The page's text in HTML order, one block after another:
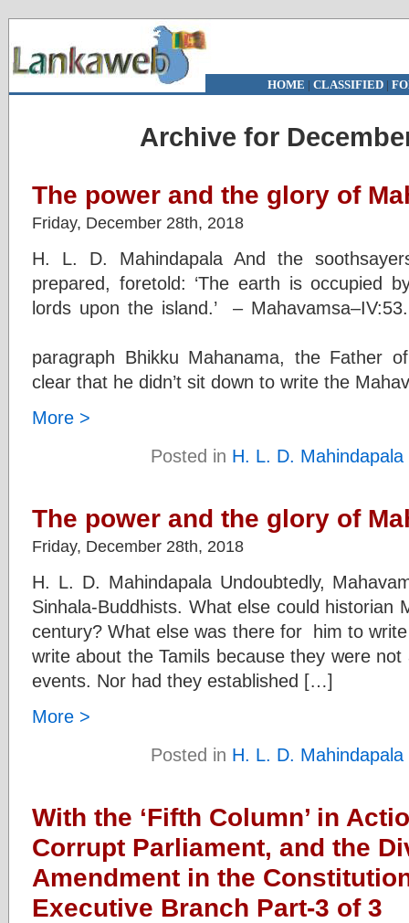
HOME | CLASSIFIED|
Archive for
The power and the glory of
Friday, December 28th, 2018
H. L. D. Mahindapala And the
prepared, foretold: ‘The earth is occupied
lords upon the island.’ –
paragraph Bhikku Mahanama, the Father
clear that he didn’t sit down to write the
More >
Posted in H. L. D. Mahindapala
The power and the glory of
Friday, December 28th, 2018
H. L. D. Mahindapala Undoubtedly,
Sinhala-Buddhists. What else could historian
century? What else was there for him to
write about the Tamils because they were
events. Nor had they established […]
More >
Posted in H. L. D. Mahindapala
With the ‘Fifth Column’ in
Corrupt Parliament, and the
Amendment in the
Executive Branch Part-3 of 3